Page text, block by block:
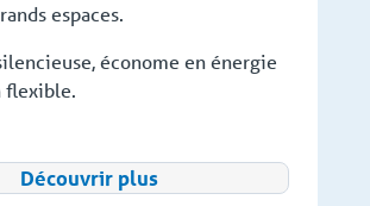
espaces.
économe en énergie
flexible.
Découvrir plus